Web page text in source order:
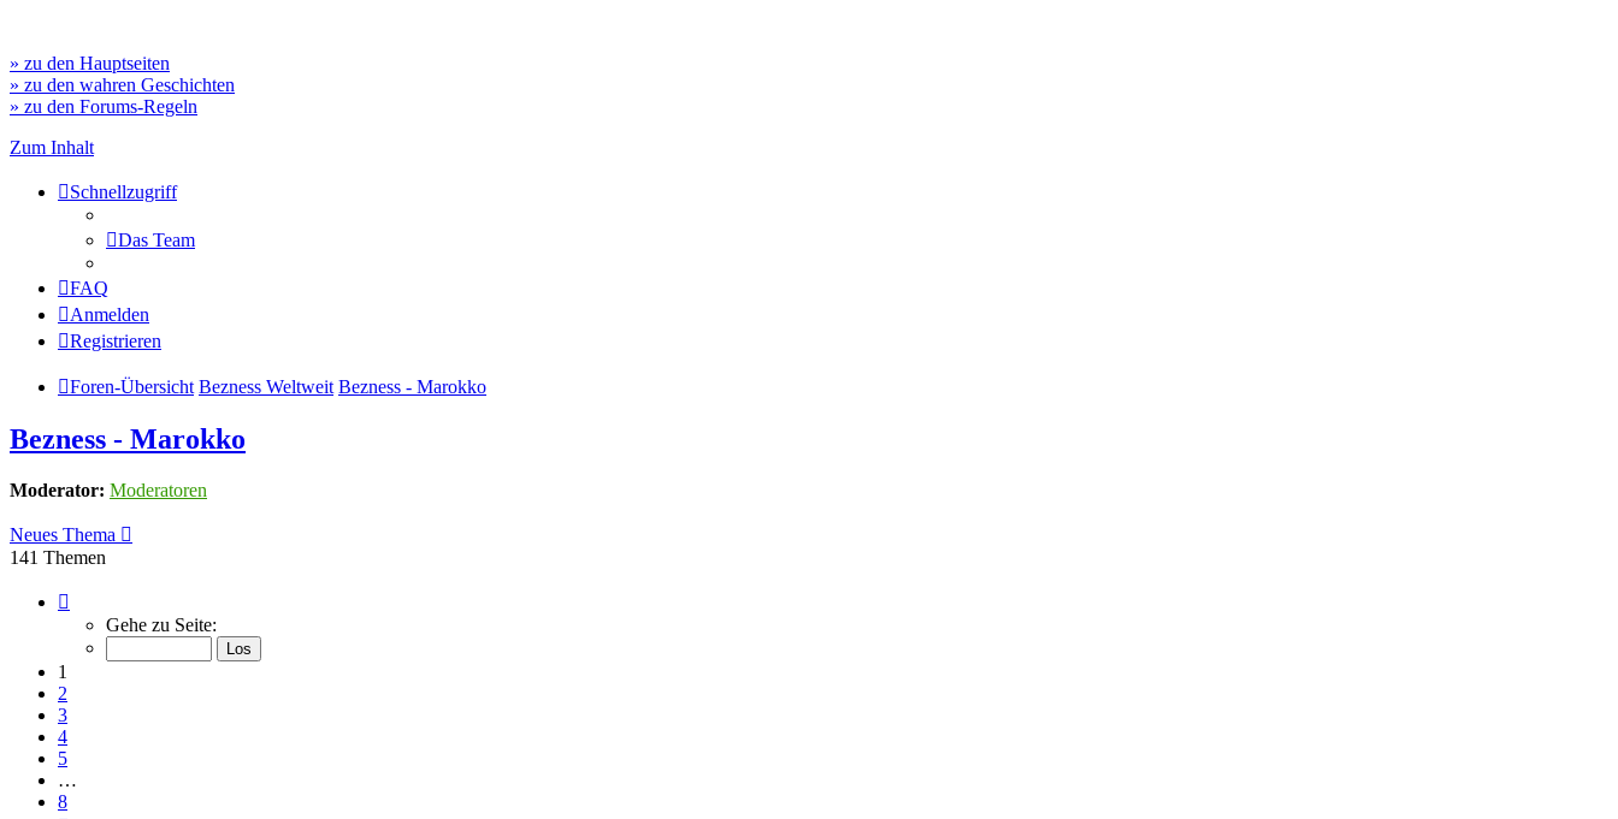
» zu den Hauptseiten
» zu den wahren Geschichten
» zu den Forums-Regeln
Zum Inhalt
Schnellzugriff
Das Team
FAQ
Anmelden
Registrieren
Foren-Übersicht Bezness Weltweit Bezness - Marokko
Bezness - Marokko
Moderator: Moderatoren
Neues Thema
141 Themen
von
Gehe zu Seite:
1
2
3
4
5
…
8